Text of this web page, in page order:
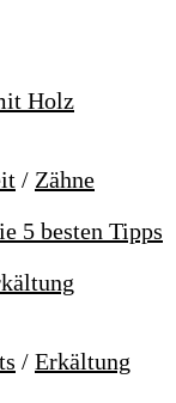
/ Zähne
5 besten Tipps
/ Erkältung